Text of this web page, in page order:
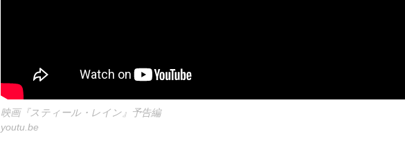
映画『スティール・レイン』予告編
youtu.be